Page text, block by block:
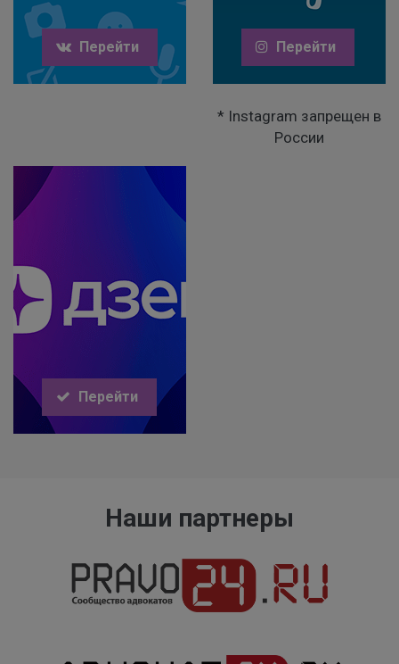
Перейти Перейти
* Instagram запрещен в
России
Перейти
Наши партнеры